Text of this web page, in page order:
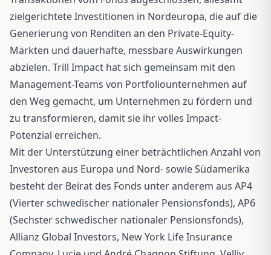
zielgerichtete Investitionen in Nordeuropa, die auf die
Generierung von Renditen an den Private-Equity-
Märkten und dauerhafte, messbare Auswirkungen
abzielen. Trill Impact hat sich gemeinsam mit den
Management-Teams von Portfoliounternehmen auf
den Weg gemacht, um Unternehmen zu fördern und
zu transformieren, damit sie ihr volles Impact-
Potenzial erreichen.
Mit der Unterstützung einer beträchtlichen Anzahl von
Investoren aus Europa und Nord- sowie Südamerika
besteht der Beirat des Fonds unter anderem aus AP4
(Vierter schwedischer nationaler Pensionsfonds), AP6
(Sechster schwedischer nationaler Pensionsfonds),
Allianz Global Investors, New York Life Insurance